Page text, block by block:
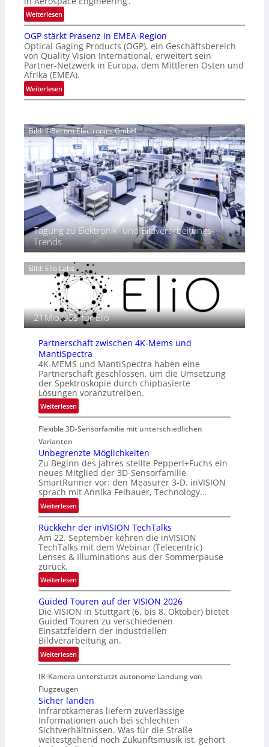
p
e
r
s
p
e
c
t
r
l
N
w
s
‘
a
t
o
n
a
l
V
i
i
o
N
i
g
h
t
2
0
2
6
Weiterlesen:
O
n
l
i
n
e
-
e
n
z
u
r
T
h
r
m
o
g
r
a
f
i
e
n
L
u
f
t
-
u
a
u
m
f
a
h
r
t
t
e
c
h
i
k
OGP stärkt Präsenz in EMEA-Region
Optical Gaging Products (OGP), ein Geschäftsbereich
von Quality Vision International, erweitert sein
Partner-Netzwerk in Europa, dem Mittleren Osten und
Afrika (EMEA).
Weiterlesen:
O
s
ä
r
t
P
r
ä
s
z
i
n
E
M
E
-
R
e
g
i
o
n
Bild: ©Becom Electronics GmbH
Tagung zu Elektronik- und Bildverarbeitungs-
Trends
Bild: Elio Labs.
21Mio.US$ für Elio
Partnerschaft zwischen 4K-Mems und
MantiSpectra
4K-MEMS und MantiSpectra haben eine
Partnerschaft geschlossen, um die Umsetzung
der Spektroskopie durch chipbasierte
Lösungen voranzutreiben.
Weiterlesen:
P
a
t
n
e
r
s
c
h
a
f
t
i
s
c
h
e
n
4
K
-
M
e
m
s
u
Flexible 3D-Sensorfamilie mit unterschiedlichen
Varianten
Unbegrenzte Möglichkeiten
Zu Beginn des Jahres stellte Pepperl+Fuchs ein
neues Mitglied der 3D-Sensorfamilie
SmartRunner vor: den Measurer 3-D. inVISION
sprach mit Annika Felhauer, Technology…
Weiterlesen:
U
n
b
e
g
r
e
z
t
e
M
ö
g
l
i
c
h
k
e
i
Rückkehr der inVISION TechTalks
Am 22. September kehren die inVISION
TechTalks mit dem Webinar (Telecentric)
Lenses & Illuminations aus der Sommerpause
zurück.
Weiterlesen:
R
ü
c
k
k
e
h
d
e
r
i
n
V
Guided Touren auf der VISION 2026
Die VISION in Stuttgart (6. bis 8. Oktober) bietet
Guided Touren zu verschiedenen
Einsatzfeldern der industriellen
Bildverarbeitung an.
Weiterlesen:
G
u
i
d
e
d
T
o
IR-Kamera unterstützt autonome Landung von
Flugzeugen
Sicher landen
Infrarotkameras liefern zuverlässige
Informationen auch bei schlechten
Sichtverhältnissen. Was für die Straße
weitestgehend noch Zukunftsmusik ist, gehört